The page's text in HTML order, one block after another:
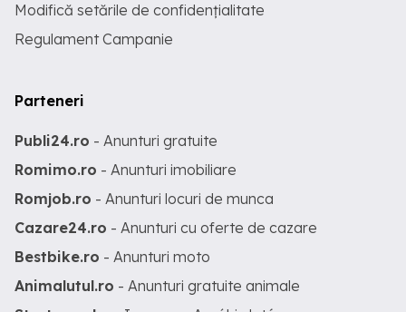
Modifică setările de confidențialitate
Regulament Campanie
Parteneri
Publi24.ro - Anunturi gratuite
Romimo.ro - Anunturi imobiliare
Romjob.ro - Anunturi locuri de munca
Cazare24.ro - Anunturi cu oferte de cazare
Bestbike.ro - Anunturi moto
Animalutul.ro - Anunturi gratuite animale